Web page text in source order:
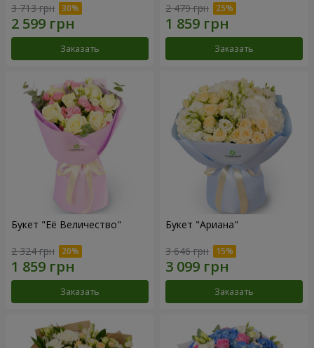
3 713 грн
Заказать
2 479 грн
Заказать
Букет "Её Величество"
2 324 грн
Заказать
Букет "Ариана"
3 646 грн
Заказать